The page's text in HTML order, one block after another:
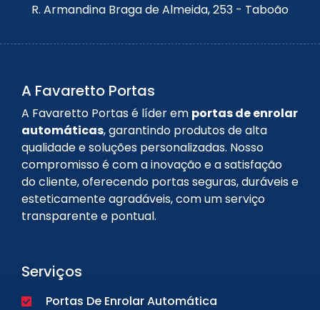
R. Armandina Braga de Almeida, 253 - Taboão
A Favaretto Portas
A Favaretto Portas é líder em portas de enrolar
automáticas, garantindo produtos de alta
qualidade e soluções personalizadas. Nosso
compromisso é com a inovação e a satisfação
do cliente, oferecendo portas seguras, duráveis e
esteticamente agradáveis, com um serviço
transparente e pontual.
Serviços
Portas De Enrolar Automática